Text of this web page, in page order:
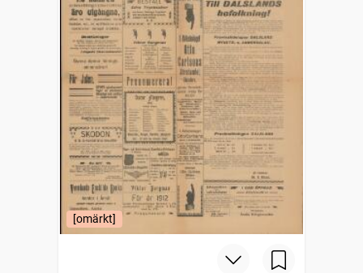
[omärkt]